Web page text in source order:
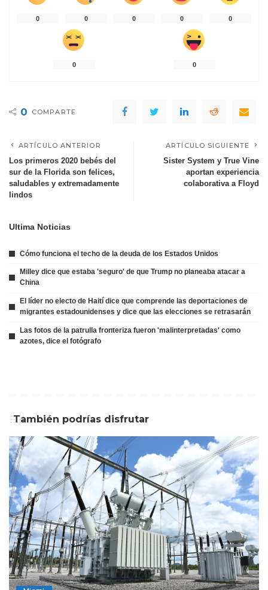
0 0 0 0 0
0 0
0 COMPARTE
ARTÍCULO ANTERIOR
Los primeros 2020 bebés del
sur de la Florida son felices,
saludables y extremadamente
lindos
ARTÍCULO SIGUIENTE
Sister System y True Vine
aportan experiencia
colaborativa a Floyd
Ultima Noticias
Cómo funciona el techo de la deuda de los Estados Unidos
Milley dice que estaba 'seguro' de que Trump no planeaba atacar a
China
El líder no electo de Haití dice que comprende las deportaciones de
migrantes estadounidenses y dice que las elecciones se retrasarán
Las fotos de la patrulla fronteriza fueron 'malinterpretadas' como
azotes, dice el fotógrafo
También podrías disfrutar